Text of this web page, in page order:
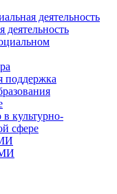
деятельность
деятельность
поддержка
культурно-
сфере